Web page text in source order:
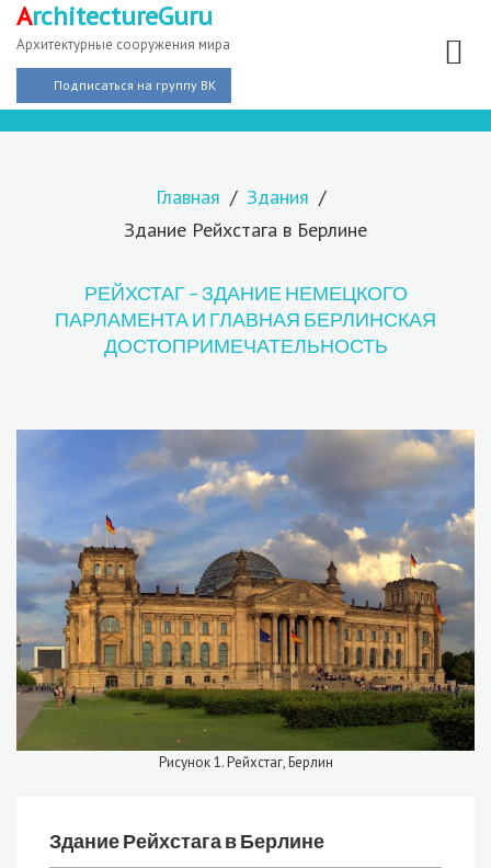
ArchitectureGuru
Архитектурные сооружения мира
Подписаться на группу ВК
Главная
Здания
Здание Рейхстага в Берлине
РЕЙХСТАГ – ЗДАНИЕ НЕМЕЦКОГО
ПАРЛАМЕНТА И ГЛАВНАЯ БЕРЛИНСКАЯ
ДОСТОПРИМЕЧАТЕЛЬНОСТЬ
Рисунок 1. Рейхстаг, Берлин
Здание Рейхстага в Берлине